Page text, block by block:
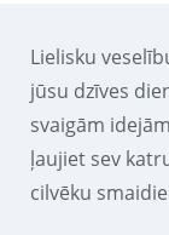
Lielisku
jūsu dzīves
svaigām
ļaujiet sev
cilvēku